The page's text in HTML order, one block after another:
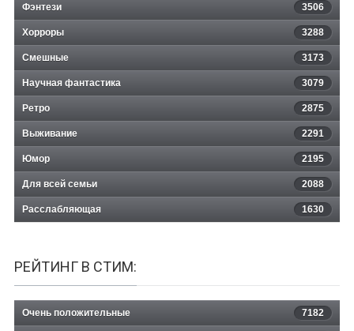
Фэнтези 3506
Хорроры 3288
Смешные 3173
Научная фантастика 3079
Ретро 2875
Выживание 2291
Юмор 2195
Для всей семьи 2088
Расслабляющая 1630
РЕЙТИНГ В СТИМ:
Очень положительные 7182